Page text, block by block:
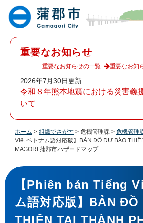
重要なお知らせ
2026年7月30日更新
令和８年熊本地震における災害義
いて
重要なお知らせの一覧 重要なお知
ホーム > 組織でさがす > 危機管理課 > 危機管理
Việt ベトナム語対応版】BẢN ĐỒ DỰ BÁO
MAGORI 蒲郡市ハザードマップ
本
文
【Phiên bản Tiếng
ム語対応版】BẢN
THIÊN TAI THÀNH